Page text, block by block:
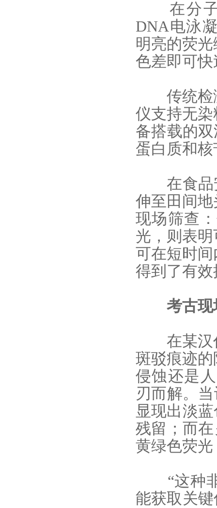
在分子
DNA电泳
明亮的荧
色差即可
传统检测
仪支持无
备搭载的
蛋白质和
在食品安
伸至田间
现场筛查
光，则表
可在短时
得到了有
考古现场
在某汉代
斑驳痕迹
侵蚀还是
刃而解。
显现出淡
残留；而
黄绿色荧
“这种非
能获取关